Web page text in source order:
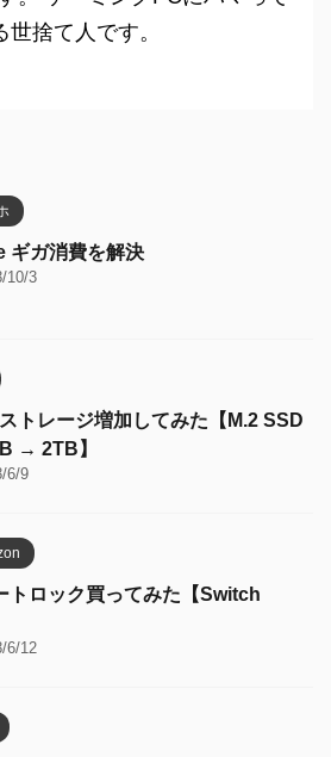
世捨て人です。
ギガ消費を解決
10/3
トレージ増加してみた【M.2 SSD
→ 2TB】
6/9
トロック買ってみた【Switch
6/12